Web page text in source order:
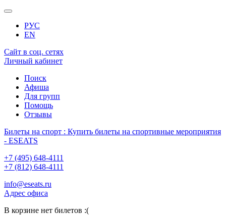
РУС
EN
Сайт в соц. сетях
Личный кабинет
Поиск
Афиша
Для групп
Помощь
Отзывы
Билеты на спорт : Купить билеты на спортивные мероприятия
- ESEATS
+7 (495) 648-4111
+7 (812) 648-4111
info@eseats.ru
Адрес офиса
В корзине нет билетов :(